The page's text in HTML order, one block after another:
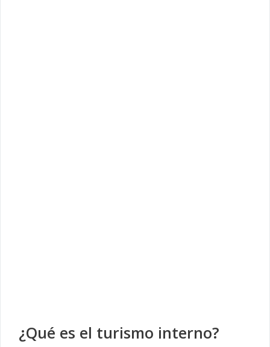
¿Qué es el turismo interno?